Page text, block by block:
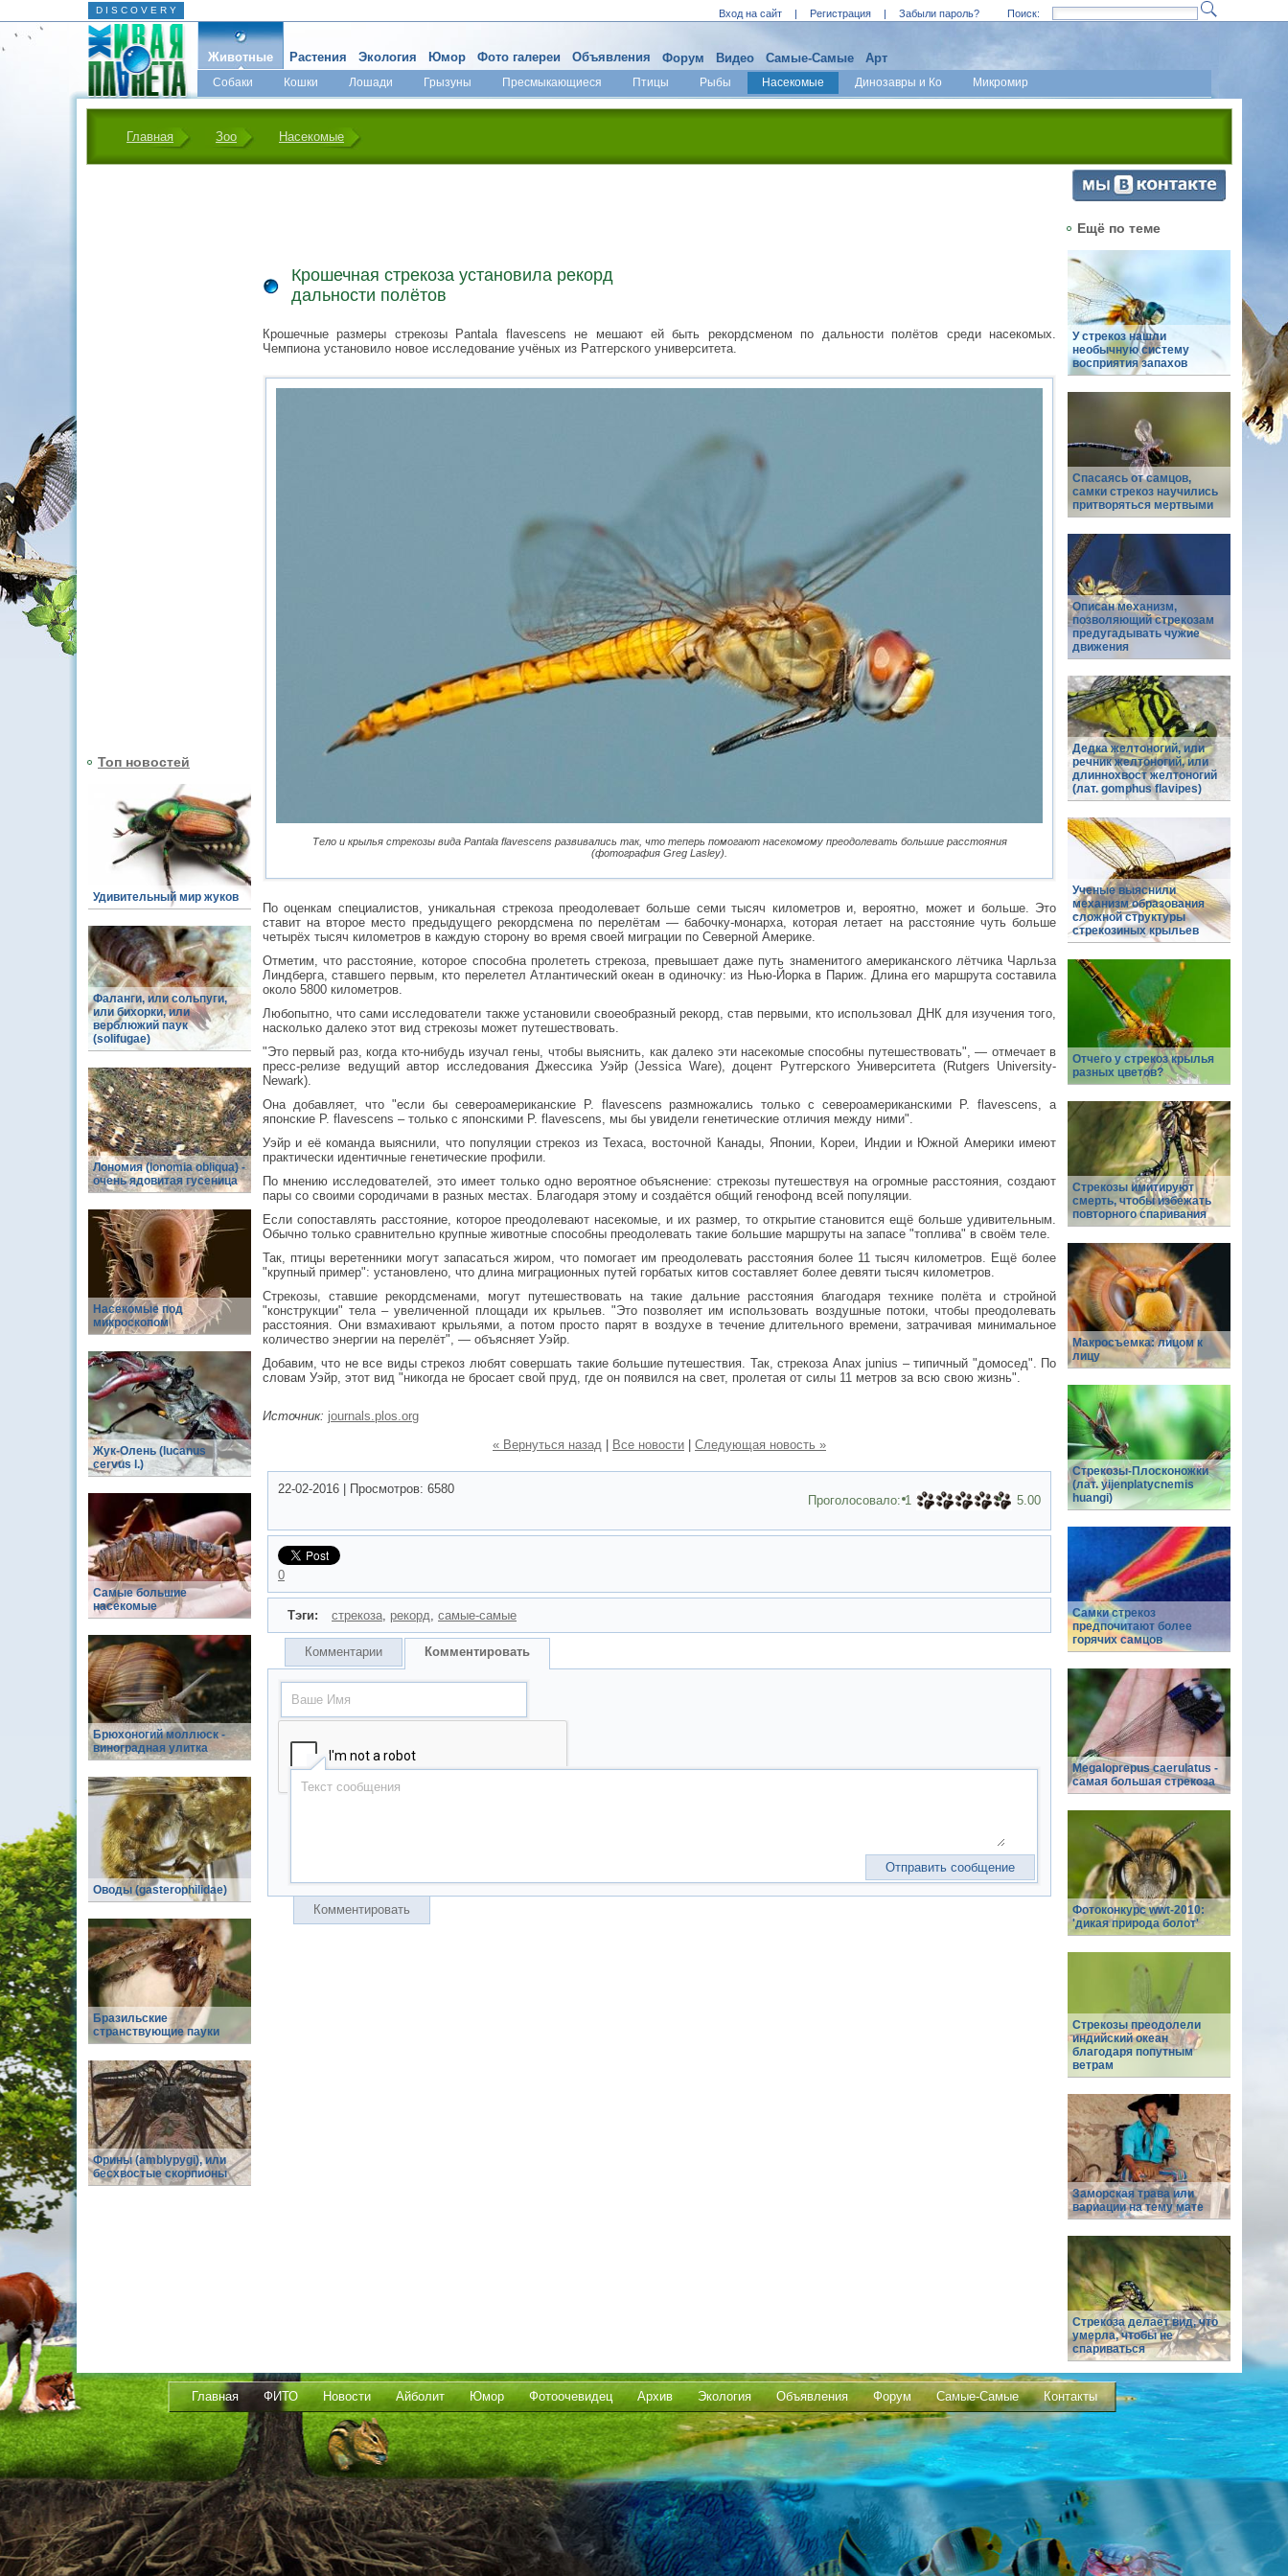
D I S C O V E R Y Вход на сайт | Регистрация | Забыли пароль? Поиск:
Животные
Собаки Кошки Лошади Грызуны Пресмыкающиеся Птицы Рыбы Насекомые Динозавры и Ко Микромир
Растения Экология Юмор Фото галереи Объявления Форум Видео Самые-Самые Арт
Главная Зоо Насекомые
Топ новостей
Удивительный мир жуков
Фаланги, или сольпуги,
или бихорки, или
верблюжий паук
(solifugae)
Лономия (lonomia obliqua) -
очень ядовитая гусеница
Насекомые под
микроскопом
Жук-Олень (lucanus
cervus l.)
Самые большие
насекомые
Брюхоногий моллюск -
виноградная улитка
Оводы (gasterophilidae)
Бразильские
странствующие пауки
Фрины (amblypygi), или
бесхвостые скорпионы
Крошечная стрекоза установила рекорд
дальности полётов
Крошечные размеры стрекозы Pantala flavescens не мешают ей быть рекордсменом по дальности полётов среди насекомых.
Чемпиона установило новое исследование учёных из Ратгерского университета.
Тело и крылья стрекозы вида Pantala flavescens развивались так, что теперь помогают насекомому преодолевать большие расстояния
(фотография Greg Lasley).
По оценкам специалистов, уникальная стрекоза преодолевает больше семи тысяч километров и, вероятно, может и больше. Это
ставит на второе место предыдущего рекордсмена по перелётам — бабочку-монарха, которая летает на расстояние чуть больше
четырёх тысяч километров в каждую сторону во время своей миграции по Северной Америке.
Отметим, что расстояние, которое способна пролететь стрекоза, превышает даже путь знаменитого американского лётчика Чарльза
Линдберга, ставшего первым, кто перелетел Атлантический океан в одиночку: из Нью-Йорка в Париж. Длина его маршрута составила
около 5800 километров.
Любопытно, что сами исследователи также установили своеобразный рекорд, став первыми, кто использовал ДНК для изучения того,
насколько далеко этот вид стрекозы может путешествовать.
"Это первый раз, когда кто-нибудь изучал гены, чтобы выяснить, как далеко эти насекомые способны путешествовать", — отмечает в
пресс-релизе ведущий автор исследования Джессика Уэйр (Jessica Ware), доцент Рутгерского Университета (Rutgers University-
Newark).
Она добавляет, что "если бы североамериканские P. flavescens размножались только с североамериканскими P. flavescens, а
японские P. flavescens – только с японскими P. flavescens, мы бы увидели генетические отличия между ними".
Уэйр и её команда выяснили, что популяции стрекоз из Техаса, восточной Канады, Японии, Кореи, Индии и Южной Америки имеют
практически идентичные генетические профили.
По мнению исследователей, это имеет только одно вероятное объяснение: стрекозы путешествуя на огромные расстояния, создают
пары со своими сородичами в разных местах. Благодаря этому и создаётся общий генофонд всей популяции.
Если сопоставлять расстояние, которое преодолевают насекомые, и их размер, то открытие становится ещё больше удивительным.
Обычно только сравнительно крупные животные способны преодолевать такие большие маршруты на запасе "топлива" в своём теле.
Так, птицы веретенники могут запасаться жиром, что помогает им преодолевать расстояния более 11 тысяч километров. Ещё более
"крупный пример": установлено, что длина миграционных путей горбатых китов составляет более девяти тысяч километров.
Стрекозы, ставшие рекордсменами, могут путешествовать на такие дальние расстояния благодаря технике полёта и стройной
"конструкции" тела – увеличенной площади их крыльев. "Это позволяет им использовать воздушные потоки, чтобы преодолевать
расстояния. Они взмахивают крыльями, а потом просто парят в воздухе в течение длительного времени, затрачивая минимальное
количество энергии на перелёт", — объясняет Уэйр.
Добавим, что не все виды стрекоз любят совершать такие большие путешествия. Так, стрекоза Anax junius – типичный "домосед". По
словам Уэйр, этот вид "никогда не бросает свой пруд, где он появился на свет, пролетая от силы 11 метров за всю свою жизнь".
Источник: journals.plos.org
« Вернуться назад
Все новости Следующая новость »
22-02-2016 Просмотров: 6580
Проголосовало:1 5.00
0
Тэги: стрекоза, рекорд, самые-самые
Комментарии Комментировать
Комментировать
Ещё по теме
У стрекоз нашли
необычную систему
восприятия запахов
Спасаясь от самцов,
самки стрекоз научились
притворяться мертвыми
Описан механизм,
позволяющий стрекозам
предугадывать чужие
движения
Дедка желтоногий, или
речник желтоногий, или
длиннохвост желтоногий
(лат. gomphus flavipes)
Ученые выяснили
механизм образования
сложной структуры
стрекозиных крыльев
Отчего у стрекоз крылья
разных цветов?
Стрекозы имитируют
смерть, чтобы избежать
повторного спаривания
Макросъемка: лицом к
лицу
Стрекозы-Плосконожки
(лат. yijenplatycnemis
huangi)
Самки стрекоз
предпочитают более
горячих самцов
Megaloprepus caerulatus -
самая большая стрекоза
Фотоконкурс wwt-2010:
'дикая природа болот'
Стрекозы преодолели
индийский океан
благодаря попутным
ветрам
Заморская трава или
вариации на тему мате
Стрекоза делает вид, что
умерла, чтобы не
спариваться
Главная ФИТО Новости Айболит Юмор Фотоочевидец Архив Экология Объявления Форум Самые-Самые Контакты